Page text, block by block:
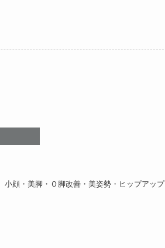
小顔・美脚・Ｏ脚改善・美姿勢・ヒップアップ